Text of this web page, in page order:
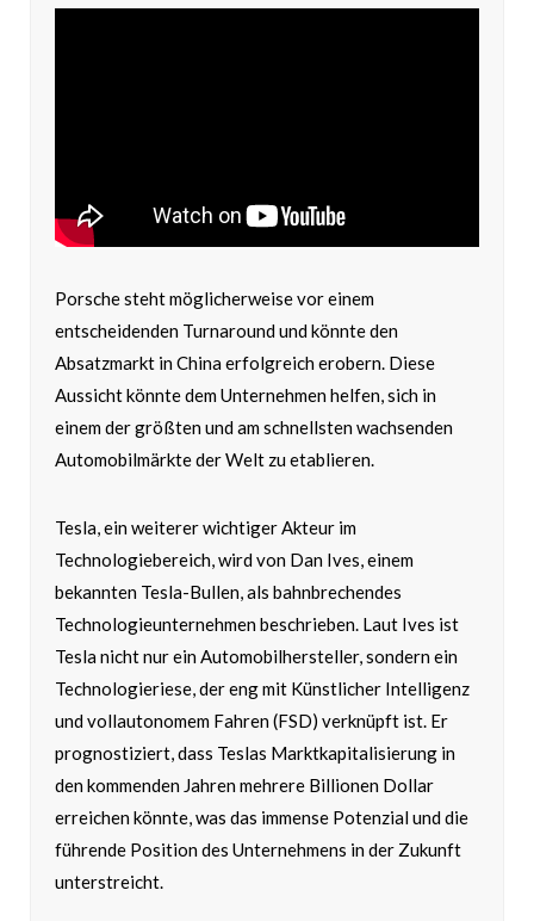
Porsche steht möglicherweise vor einem
entscheidenden Turnaround und könnte den
Absatzmarkt in China erfolgreich erobern. Diese
Aussicht könnte dem Unternehmen helfen, sich in
einem der größten und am schnellsten wachsenden
Automobilmärkte der Welt zu etablieren.
Tesla, ein weiterer wichtiger Akteur im
Technologiebereich, wird von Dan Ives, einem
bekannten Tesla-Bullen, als bahnbrechendes
Technologieunternehmen beschrieben. Laut Ives ist
Tesla nicht nur ein Automobilhersteller, sondern ein
Technologieriese, der eng mit Künstlicher Intelligenz
und vollautonomem Fahren (FSD) verknüpft ist. Er
prognostiziert, dass Teslas Marktkapitalisierung in
den kommenden Jahren mehrere Billionen Dollar
erreichen könnte, was das immense Potenzial und die
führende Position des Unternehmens in der Zukunft
unterstreicht.